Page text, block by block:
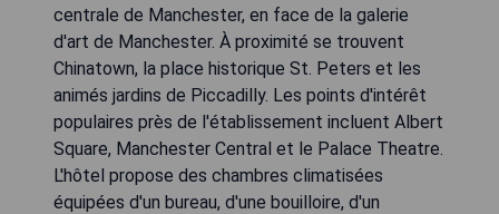
centrale de Manchester, en face de la galerie
d'art de Manchester. À proximité se trouvent
Chinatown, la place historique St. Peters et les
animés jardins de Piccadilly. Les points d'intérêt
populaires près de l'établissement incluent Albert
Square, Manchester Central et le Palace Theatre.
L'hôtel propose des chambres climatisées
équipées d'un bureau, d'une bouilloire, d'un